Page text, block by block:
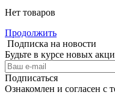
Нет товаров
Продолжить
Подписка на новости
Будьте в курсе новых
Подписаться
Ознакомлен и согласен с